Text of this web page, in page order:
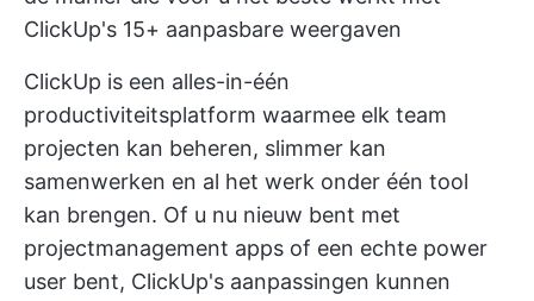
ClickUp's 15+ aanpasbare weergaven
ClickUp is een alles-in-één
productiviteitsplatform waarmee elk team
projecten kan beheren, slimmer kan
samenwerken en al het werk onder één tool
kan brengen. Of u nu nieuw bent met
projectmanagement apps of een echte power
user bent, ClickUp's aanpassingen kunnen